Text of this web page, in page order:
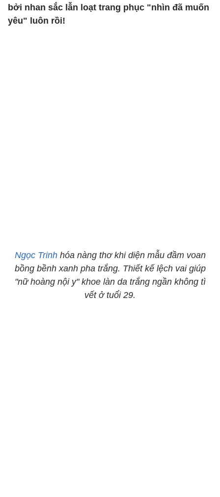
bởi nhan sắc lẫn loạt trang phục "nhìn đã muốn
yêu" luôn rồi!
Ngọc Trinhhóa nàng thơ khi diện mẫu đầm voan
bồng bềnh xanh pha trắng. Thiết kế lệch vai giúp
"nữ hoàng nội y" khoe làn da trắng ngần không tì
vết ở tuổi 29.